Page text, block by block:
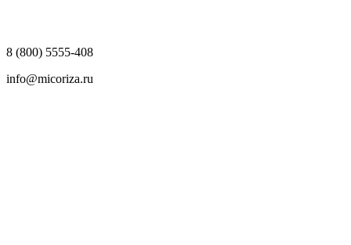
8 (800) 5555-408
info@micoriza.ru